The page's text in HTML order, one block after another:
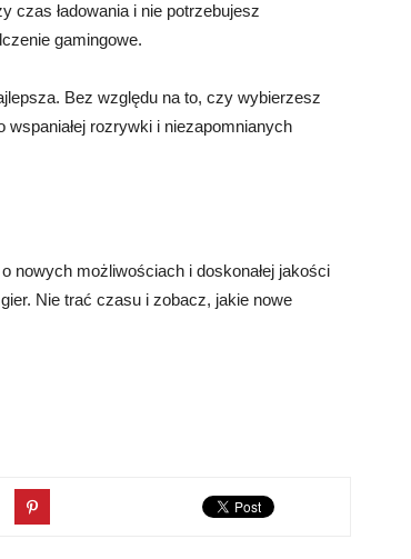
czas ładowania i nie potrzebujesz
gamingowe.
Bez względu na to, czy wybierzesz
rozrywki i niezapomnianych
nowych możliwościach i doskonałej jakości
Nie trać czasu i zobacz, jakie nowe